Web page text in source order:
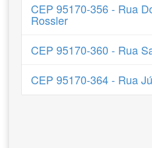
CEP 95170-356 - Rua
Rossler
CEP 95170-360 - Rua
CEP 95170-364 - Rua